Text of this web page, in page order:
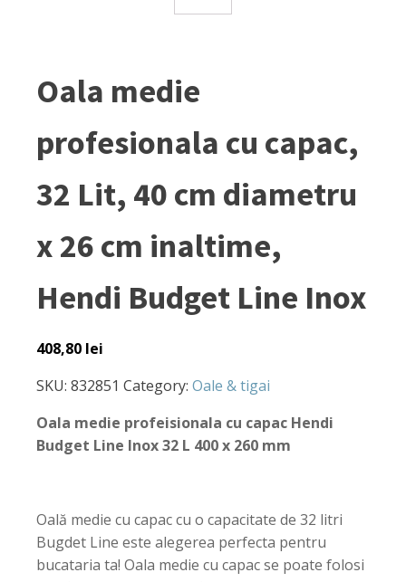
Oala medie
profesionala cu capac,
32 Lit, 40 cm diametru
x 26 cm inaltime,
Hendi Budget Line Inox
408,80 lei
SKU: 832851 Category: Oale & tigai
Oala medie profeisionala cu capac Hendi
Budget Line Inox 32 L 400 x 260 mm
Oală medie cu capac cu o capacitate de 32 litri
Bugdet Line este alegerea perfecta pentru
bucataria ta! Oala medie cu capac se poate folosi